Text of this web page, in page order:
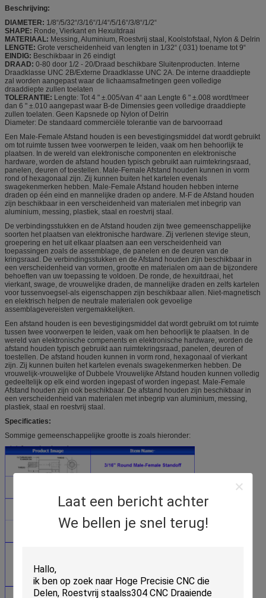
Laat een bericht achter
We bellen je snel terug!
Beschrijving:
DIAMETER: 1/8“/5/32“/3/16“/1/4“/5/16“/3/8“/1/2“
SHAPE: Ronde, Vierkant en Hexuitdraai
MATERIAAL: Messing, Aluminium, Roestvrij staal, Koolstofstaal, Nylon & Delrin
LENGTE: Grote verscheidenheid van lengten in 1/32“ (.031) toename tot 9“
EINDIG: Beschikbaar in 26 eindigt
DRAAD: 0-80 door 1/2 - 20/Draad beschikbare Sluitenproducten. Interne
Draadklasse UNC 2B/Externe Draadklasse UNC 2A. De interne draaddiepte
zal worden aangepast waar de lichaamsafmetingen geen volledige
draaddiepte zullen toelaten
TOLERANTIE: Lengte: Tot 4 " ±.005/van 4“ aan Lengte 6 " ±.008 wordt/meer
dan 6 " ±.010 aangepast waar B-de Dimensies geen volledige draaddiepte
zullen toelaten. Geen Kapsnede op Nylon of Delrin
Diameter: De standaard commerciële tolerantie van de barvoorraad
Een Male-Female Afstand houden is een bevestigingsmiddel dat wordt gebruikt
om tot ruimte tussen twee voorwerpen te leiden, vaak om hen behoorlijk te
plaatsen. In de wereld van elektronische componenten en elektronische
hardware, worden de afstand houden typisch gebruikt aan ruimtekringsraad,
panelen, deuren of toestellen. Male-Female Afstand houden kunnen in vorm
rond of hexagonaal zijn. Zij kunnen buiten het kartelen evenals
swagekenmerken hebben. Male-Female Afstand houden hebben interne
draden op één eind en mannelijke draden op andere. M-F de Afstand houden
zijn beschikbaar in een verscheidenheid van materialen met inbegrip van
aluminium, messing, plastiek, staal en roestvrij staal.
De verbindingsstukken en de Afstand houden zijn twee gemeenschappelijke
soorten het plaatsen van elektronische hardware. Zij verlenen stevige steun,
groepering en het uit elkaar plaatsen aan een verscheidenheid van
toepassingen zoals de assemblage, de panelen en de deuren van de
kringsraad. De verbindingsstukken en de Afstand houden zijn beschikbaar in
een verscheidenheid van vormen, grootte en materialen om aan de bijzondere
behoeften van uw toepassing te voldoen. De ronde, de hexuitdraai, het
vierkant, swage, de vrouwelijke draden, de mannelijke draden en zelfs kartelen
voor tussenvoegsel-als eigenschappen zijn beschikbaar allen. Niet-magnetisch
en elektrisch helpen de neutrale materialen ook gevoelige
assemblagevereisten vergemakkelijken.
Een afstand houden is een bevestigingsmiddel dat wordt gebruikt om tot ruimte
tussen twee voorwerpen te leiden, vaak om hen behoorlijk te plaatsen. In de
wereld van elektronische compenents en elektronische hardware, worden de
afstand houden typisch gebruikt aan ruimtekringsraad, panelen, deuren of
toestellen. De afstand houden kunnen in vorm rond, hexagonaal of vierkant
zijn. Zij kunnen buiten het kartelen evenals swagekenmerken hebben. De
vrouwelijk-vrouwelijke of Dubbele Vrouwelijke Afstand houden kunnen volledig
gedeeltelijk op elk eind worden ingepast of worden ingepast. Male-Female
Afstand houden zijn ook beschikbaar. De afstand houden zijn beschikbaar in
een verscheidenheid van materialen met inbegrip van aluminium, messing,
plastiek, staal en roestvrij staal.
Specificaties:
Sommige gemeenschappelijke grootte is zoals hieronder: